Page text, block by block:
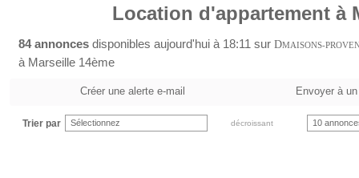
Location d'appartement à
84 annonces disponibles aujourd'hui à 18:11 sur DMAISONS-
à Marseille 14ème
Créer une alerte e-mail Envoyer à
Trier par Sélectionnez décroissant 10